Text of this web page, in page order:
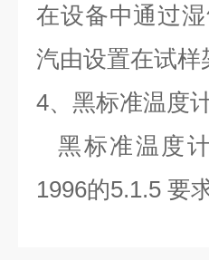
在设备中通过
汽由设置在试
4、黑标准温度
黑标准温度
1996的5.1.5 要求